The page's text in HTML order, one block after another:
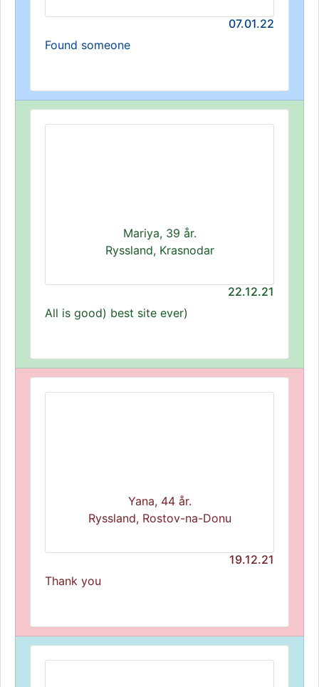
07.01.22
Found someone
Mariya, 39 år.
Ryssland, Krasnodar
22.12.21
All is good) best site ever)
Yana, 44 år.
Ryssland, Rostov-na-Donu
19.12.21
Thank you